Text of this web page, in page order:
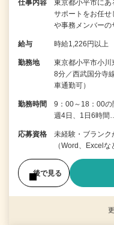
仕事内容
東京都小平市にあ
サポートをお任せ
や事務メンバー
給与 時給1,226円以上
勤務地
東京都小平市小
8分／西武国分寺
車通勤可）
勤務時間
9：00～18：00の
週4日、1日6時間
応募資格
未経験・ブラン
（Word、Excelな
後で見る